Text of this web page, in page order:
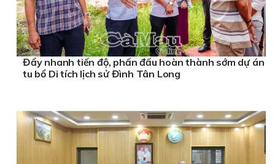
Đẩy nhanh tiến độ, phấn đấu hoàn thành sớm dự án
tu bổ Di tích lịch sử Đình Tân Long